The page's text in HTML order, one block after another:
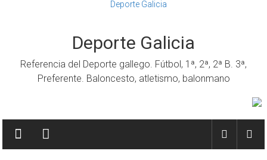
Deporte Galicia
Referencia del Deporte gallego. Fútbol, 1ª, 2ª, 2ª B. 3ª,
Preferente. Baloncesto, atletismo, balonmano